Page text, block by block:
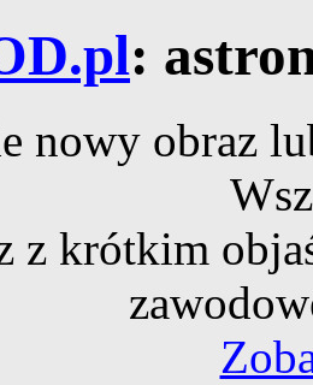
:
nowy obraz
z krótkim